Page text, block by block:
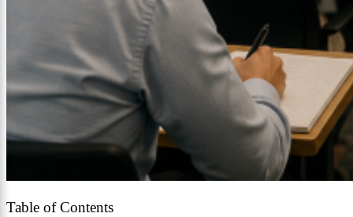
Table of Contents